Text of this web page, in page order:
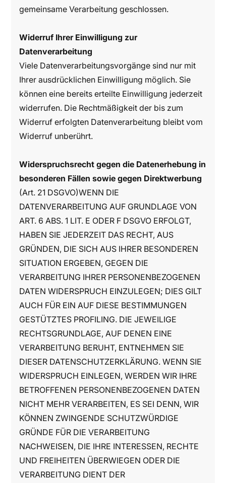
gemeinsame Verarbeitung geschlossen.
Widerruf Ihrer Einwilligung zur
Datenverarbeitung
Viele Datenverarbeitungsvorgänge sind nur mit
Ihrer ausdrücklichen Einwilligung möglich. Sie
können eine bereits erteilte Einwilligung jederzeit
widerrufen. Die Rechtmäßigkeit der bis zum
Widerruf erfolgten Datenverarbeitung bleibt vom
Widerruf unberührt.
Widerspruchsrecht gegen die Datenerhebung in
besonderen Fällen sowie gegen Direktwerbung
(Art. 21 DSGVO)WENN DIE
DATENVERARBEITUNG AUF GRUNDLAGE VON
ART. 6 ABS. 1 LIT. E ODER F DSGVO ERFOLGT,
HABEN SIE JEDERZEIT DAS RECHT, AUS
GRÜNDEN, DIE SICH AUS IHRER BESONDEREN
SITUATION ERGEBEN, GEGEN DIE
VERARBEITUNG IHRER PERSONENBEZOGENEN
DATEN WIDERSPRUCH EINZULEGEN; DIES GILT
AUCH FÜR EIN AUF DIESE BESTIMMUNGEN
GESTÜTZTES PROFILING. DIE JEWEILIGE
RECHTSGRUNDLAGE, AUF DENEN EINE
VERARBEITUNG BERUHT, ENTNEHMEN SIE
DIESER DATENSCHUTZERKLÄRUNG. WENN SIE
WIDERSPRUCH EINLEGEN, WERDEN WIR IHRE
BETROFFENEN PERSONENBEZOGENEN DATEN
NICHT MEHR VERARBEITEN, ES SEI DENN, WIR
KÖNNEN ZWINGENDE SCHUTZWÜRDIGE
GRÜNDE FÜR DIE VERARBEITUNG
NACHWEISEN, DIE IHRE INTERESSEN, RECHTE
UND FREIHEITEN ÜBERWIEGEN ODER DIE
VERARBEITUNG DIENT DER